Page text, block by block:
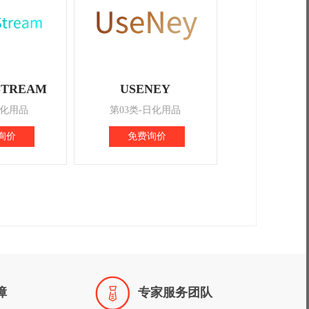
用品
价
USENEY
第03类-日化用品
免费询价
 专家服务团队